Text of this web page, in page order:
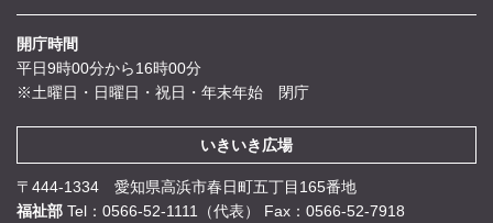
開庁時間
平日9時00分から16時00分
※土曜日・日曜日・祝日・年末年始 閉庁
いきいき広場
〒444-1334 愛知県高浜市春日町五丁目165番地
福祉部 Tel：0566-52-1111（代表） Fax：0566-52-7918